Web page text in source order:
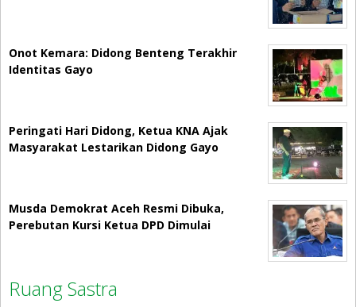
Onot Kemara: Didong Benteng Terakhir
Identitas Gayo
Peringati Hari Didong, Ketua KNA Ajak
Masyarakat Lestarikan Didong Gayo
Musda Demokrat Aceh Resmi Dibuka,
Perebutan Kursi Ketua DPD Dimulai
Ruang Sastra